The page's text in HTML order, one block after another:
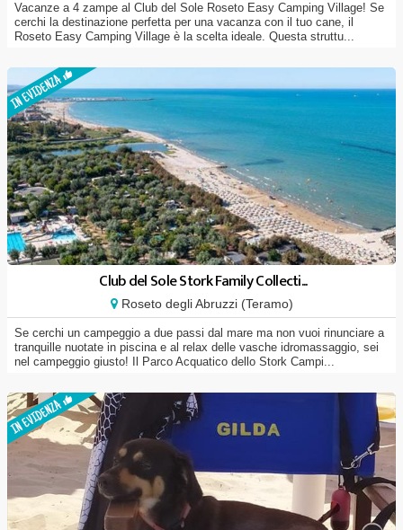
Vacanze a 4 zampe al Club del Sole Roseto Easy Camping Village! Se
cerchi la destinazione perfetta per una vacanza con il tuo cane, il
Roseto Easy Camping Village è la scelta ideale. Questa struttu...
Club del Sole Stork Family Collecti...
Roseto degli Abruzzi (Teramo)
Se cerchi un campeggio a due passi dal mare ma non vuoi rinunciare a
tranquille nuotate in piscina e al relax delle vasche idromassaggio, sei
nel campeggio giusto! Il Parco Acquatico dello Stork Campi...